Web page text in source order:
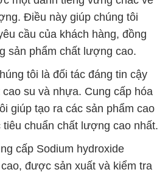
Điều này giúp chúng tôi
cầu của khách hàng, đồng
sản phẩm chất lượng cao.
tôi là đối tác đáng tin cậy
su và nhựa. Cung cấp hóa
giúp tạo ra các sản phẩm cao
chuẩn chất lượng cao nhất.
cấp Sodium hydroxide
được sản xuất và kiểm tra